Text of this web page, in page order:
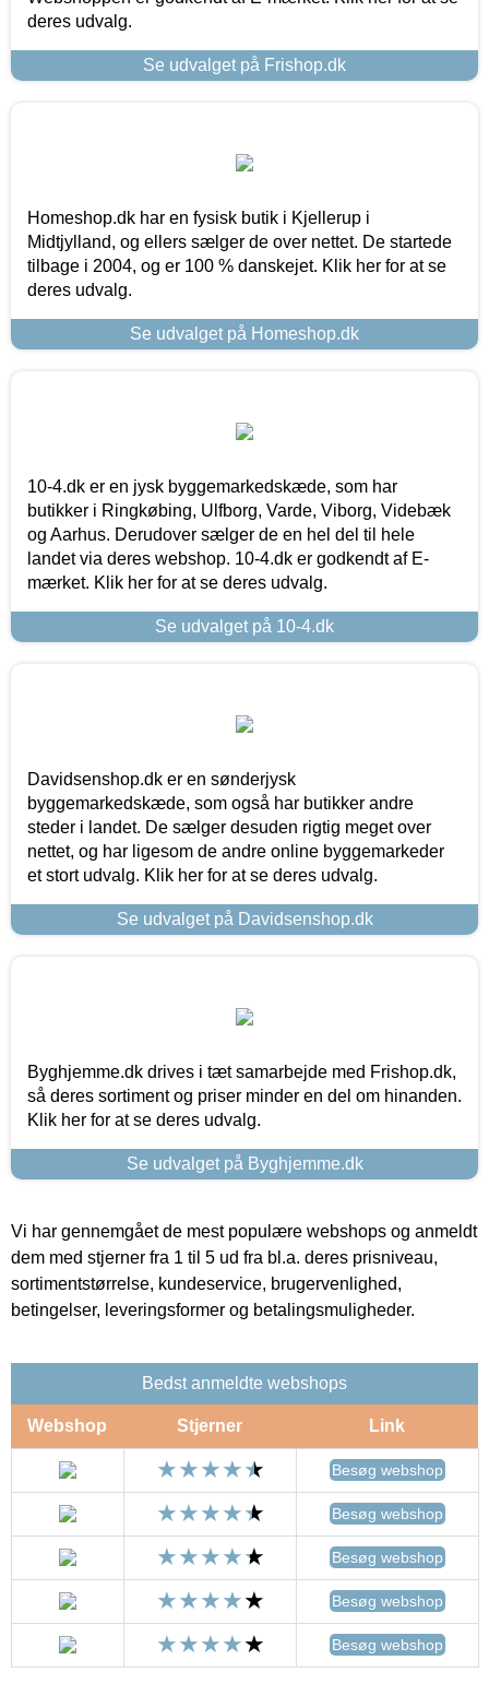
deres udvalg.
Se udvalget på Frishop.dk
Homeshop.dk har en fysisk butik i Kjellerup i
Midtjylland, og ellers sælger de over nettet. De startede
tilbage i 2004, og er 100 % danskejet. Klik her for at se
deres udvalg.
Se udvalget på Homeshop.dk
10-4.dk er en jysk byggemarkedskæde, som har
butikker i Ringkøbing, Ulfborg, Varde, Viborg, Videbæk
og Aarhus. Derudover sælger de en hel del til hele
landet via deres webshop. 10-4.dk er godkendt af E-
mærket. Klik her for at se deres udvalg.
Se udvalget på 10-4.dk
Davidsenshop.dk er en sønderjysk
byggemarkedskæde, som også har butikker andre
steder i landet. De sælger desuden rigtig meget over
nettet, og har ligesom de andre online byggemarkeder
et stort udvalg. Klik her for at se deres udvalg.
Se udvalget på Davidsenshop.dk
Byghjemme.dk drives i tæt samarbejde med Frishop.dk,
så deres sortiment og priser minder en del om hinanden.
Klik her for at se deres udvalg.
Se udvalget på Byghjemme.dk
Vi har gennemgået de mest populære webshops og anmeldt
dem med stjerner fra 1 til 5 ud fra bl.a. deres prisniveau,
sortimentstørrelse, kundeservice, brugervenlighed,
betingelser, leveringsformer og betalingsmuligheder.
Bedst anmeldte webshops
Webshop Stjerner Link
Besøg webshop
Besøg webshop
Besøg webshop
Besøg webshop
Besøg webshop